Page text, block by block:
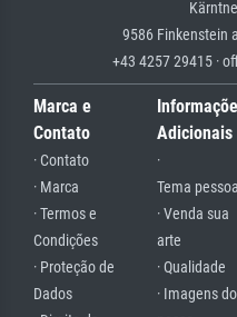
9586 Finkenstein
+43 4257 29415 ·
Marca e
Contato
· Contato
· Marca
· Termos e
Condições
· Proteção de
Dados
Adicionais
·
Tema pessoal
· Venda sua
arte
· Qualidade
· Imagens do